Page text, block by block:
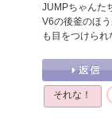
JUMPちゃんた
V6の後釜のほ
も目をつけられ
それな！